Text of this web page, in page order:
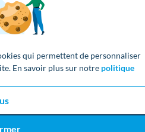
qui permettent de personnaliser
En savoir plus sur notre politique
offres du
Engie dispose de multiples
à en choisir une.
ENGIE pour